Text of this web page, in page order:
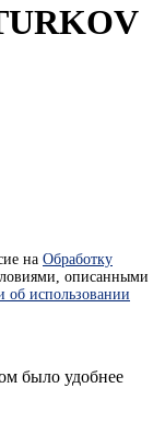
на Обработку
описанными
об использовании
было удобнее